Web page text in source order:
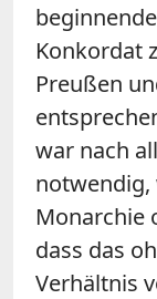
Konkordat
Preußen
war nach
notwendig,
Monarchie
dass das
Verhältnis